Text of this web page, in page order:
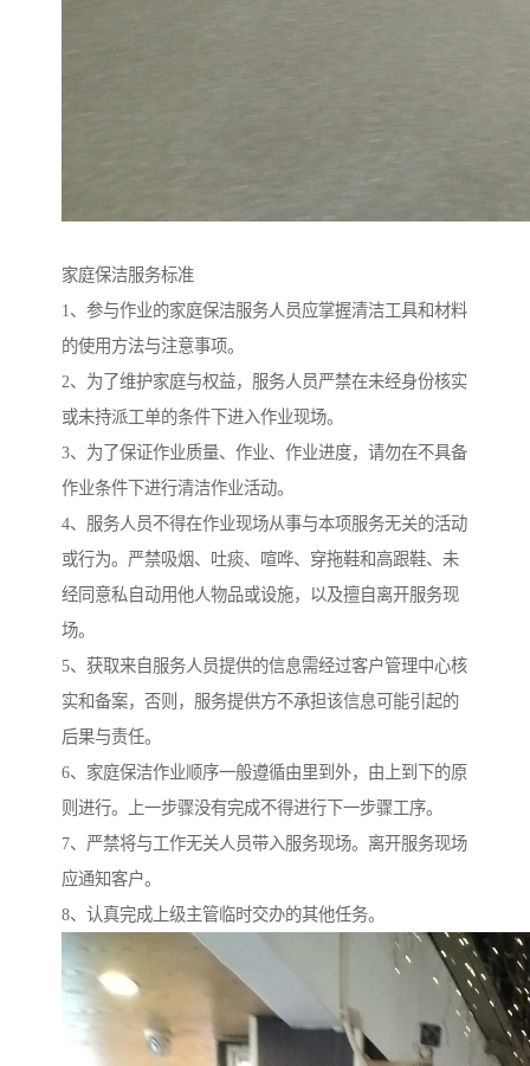
家庭保洁服务标准
1、参与作业的家庭保洁服务人员应掌握清洁工具和材料
的使用方法与注意事项。
2、为了维护家庭与权益，服务人员严禁在未经身份核实
或未持派工单的条件下进入作业现场。
3、为了保证作业质量、作业、作业进度，请勿在不具备
作业条件下进行清洁作业活动。
4、服务人员不得在作业现场从事与本项服务无关的活动
或行为。严禁吸烟、吐痰、喧哗、穿拖鞋和高跟鞋、未
经同意私自动用他人物品或设施，以及擅自离开服务现
场。
5、获取来自服务人员提供的信息需经过客户管理中心核
实和备案，否则，服务提供方不承担该信息可能引起的
后果与责任。
6、家庭保洁作业顺序一般遵循由里到外，由上到下的原
则进行。上一步骤没有完成不得进行下一步骤工序。
7、严禁将与工作无关人员带入服务现场。离开服务现场
应通知客户。
8、认真完成上级主管临时交办的其他任务。